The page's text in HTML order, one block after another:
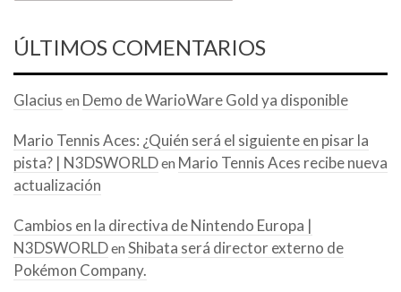
ÚLTIMOS COMENTARIOS
Glacius en Demo de WarioWare Gold ya disponible
Mario Tennis Aces: ¿Quién será el siguiente en pisar la
pista? | N3DSWORLDen Mario Tennis Aces recibe nueva
actualización
Cambios en la directiva de Nintendo Europa |
N3DSWORLDen Shibata será director externo de
Pokémon Company.